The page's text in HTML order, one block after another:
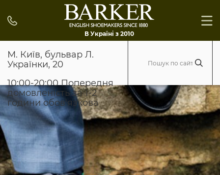
В Україні з 2010
М. Київ, бульвар Л.
Українки, 20
10:00-20:00 Попередня
домовленість за 1-2
години обов'язкова